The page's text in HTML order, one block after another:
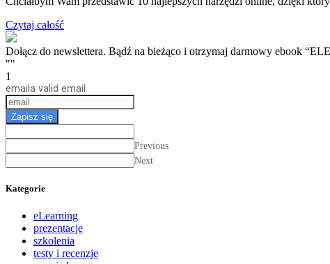
Czytaj całość
Dołącz do newslettera. Bądź na bieżąco i otrzymaj darmowy ebook
""
1
email a valid email
Zapisz się
Previous
Next
Kategorie
eLearning
prezentacje
szkolenia
testy i recenzje